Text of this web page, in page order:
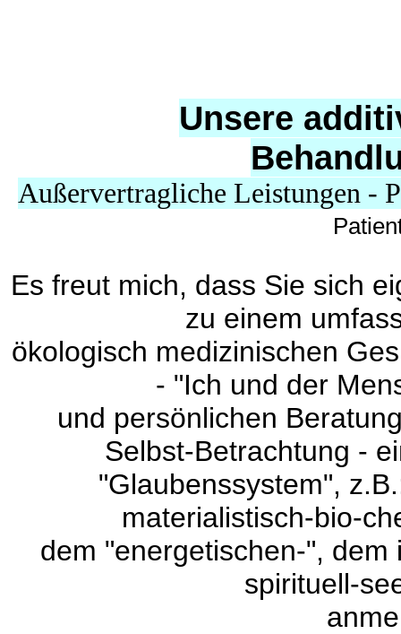
Unsere
Außervertragliche Leistungen -
Es freut mich, dass Sie sich
zu einem
ökologisch medizinischen
- "Ich und der
und persönlichen
Selbst-Betrachtung -
"Glaubenssystem",
materialistisch-bio-
dem "energetischen-",
spirituell-